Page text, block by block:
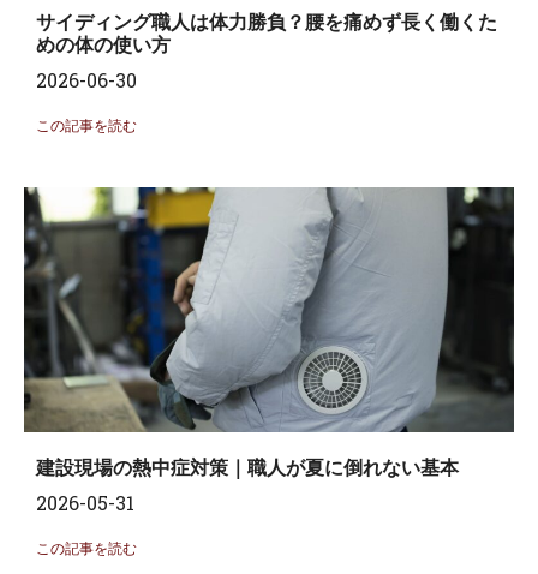
サイディング職人は体力勝負？腰を痛めず長く働くた
めの体の使い方
2026-06-30
この記事を読む
建設現場の熱中症対策｜職人が夏に倒れない基本
2026-05-31
この記事を読む